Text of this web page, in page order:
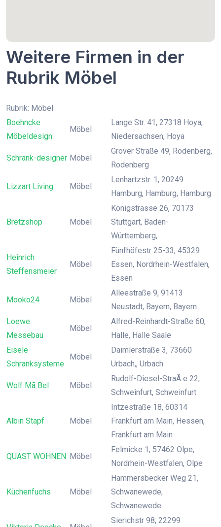
Weitere Firmen in der
Rubrik Möbel
Rubrik: Möbel
Boehncke
Möbeldesign
Möbel
Lange Str. 41, 27318 Hoya,
Niedersachsen, Hoya
Schrank-designer Möbel
Grover Straße 49, Rodenberg,
Rodenberg
Lizzart Living Möbel
Lenhartzstr. 1, 20249
Hamburg, Hamburg, Hamburg
Bretzshop Möbel
Königstrasse 26, 70173
Stuttgart, Baden-
Württemberg,
Heinrich
Steffensmeier
Möbel
Fünfhöfestr 25-33, 45329
Essen, Nordrhein-Westfalen,
Essen
Mooko24 Möbel
Alleestraße 9, 91413
Neustadt, Bayern, Bayern
Loewe
Messebau
Möbel
Alfred-Reinhardt-Straße 60,
Halle, Halle Saale
Eisele
Schranksysteme
Möbel
Daimlerstraße 3, 73660
Urbach,, Urbach
Wolf Mã Bel Möbel
Rudolf-Diesel-StraÃ e 22,
Schweinfurt, Schweinfurt
Albin Stapf Möbel
Intzestraße 18, 60314
Frankfurt am Main, Hessen,
Frankfurt am Main
QUAST WOHNEN Möbel
Felmicke 1, 57462 Olpe,
Nordrhein-Westfalen, Olpe
Küchenfuchs Möbel
Hammersbecker Weg 21,
Schwanewede,
Schwanewede
Sierichstr 98, 22299